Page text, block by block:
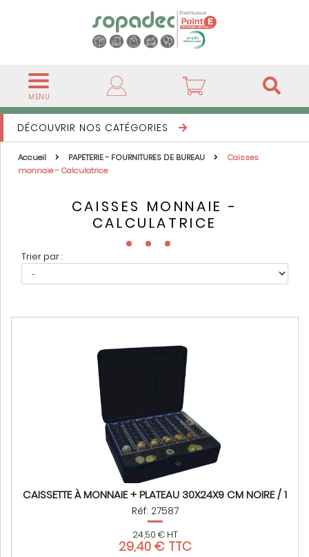
MENU
DÉCOUVRIR NOS CATÉGORIES
Accueil PAPETERIE - FOURNITURES DE BUREAU
Caisses
monnaie - Calculatrice
CAISSES MONNAIE -
CALCULATRICE
Trier par :
CAISSETTE À MONNAIE + PLATEAU 30X24X9 CM NOIRE / 1
Réf: 27587
24,50 € HT
29,40 € TTC